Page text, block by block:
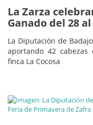
La Zarza
Ganado del 28
La Diputación de
aportando 42
finca La Cocosa